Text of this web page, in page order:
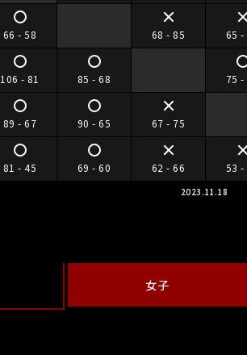
66 - 58 68 - 85 65 -
106 - 81 85 - 68 75
89 - 67 90 - 65 67 - 75
81 - 45 69 - 60 62 - 66 53 -
2023.11.18
女子